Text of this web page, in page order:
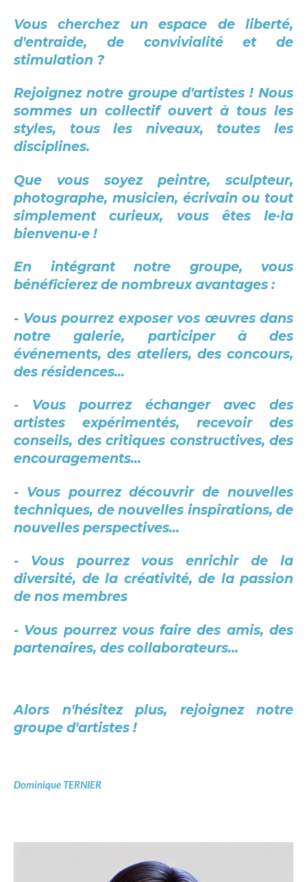
Vous cherchez un espace de liberté,
d'entraide, de convivialité et de
stimulation ?
Rejoignez notre groupe d'artistes ! Nous
sommes un collectif ouvert à tous les
styles, tous les niveaux, toutes les
disciplines.
Que vous soyez peintre, sculpteur,
photographe, musicien, écrivain ou tout
simplement curieux, vous êtes le·la
bienvenu·e !
En intégrant notre groupe, vous
bénéficierez de nombreux avantages :
- Vous pourrez exposer vos œuvres dans
notre galerie, participer à des
événements, des ateliers, des concours,
des résidences...
- Vous pourrez échanger avec des
artistes expérimentés, recevoir des
conseils, des critiques constructives, des
encouragements...
- Vous pourrez découvrir de nouvelles
techniques, de nouvelles inspirations, de
nouvelles perspectives...
- Vous pourrez vous enrichir de la
diversité, de la créativité, de la passion
de nos membres
- Vous pourrez vous faire des amis, des
partenaires, des collaborateurs...
Alors n'hésitez plus, rejoignez notre
groupe d'artistes !
Dominique TERNIER